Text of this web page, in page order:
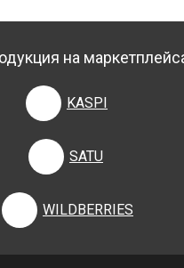
на
KASPI
SATU
WILDBERRIES